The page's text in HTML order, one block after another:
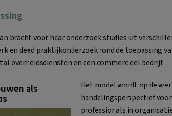
bracht voor haar onderzoek studies uit
en deed praktijkonderzoek rond de toepassing
overheidsdiensten en een commercieel bedrijf.
als
Het model wordt op de
handelingsperspectief
professionals in